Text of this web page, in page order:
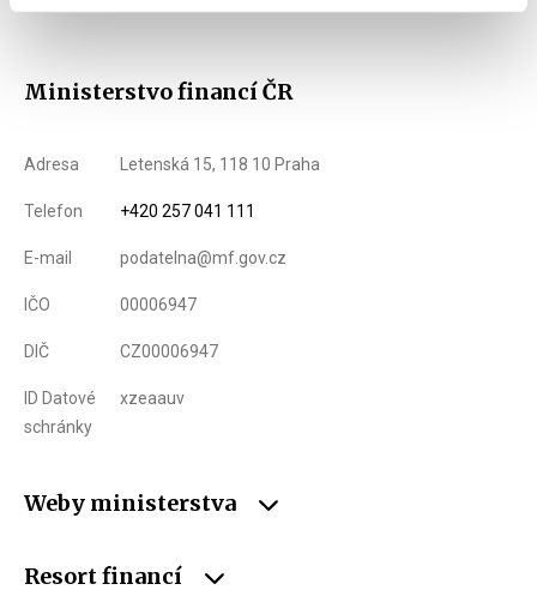
Ministerstvo financí ČR
Adresa Letenská 15, 118 10 Praha
Telefon +420 257 041 111
E-mail podatelna@mf.gov.cz
IČO 00006947
DIČ CZ00006947
ID Datové
schránky
xzeaauv
Weby ministerstva
Resort financí